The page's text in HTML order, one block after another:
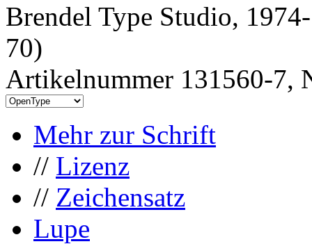
Brendel Type Studio,
70)
Artikelnummer 131560-7,
Mehr zur Schrift
// Lizenz
// Zeichensatz
Lupe